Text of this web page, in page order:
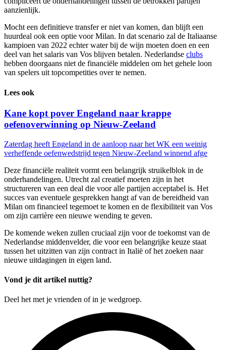
aanzienlijk.
Mocht een definitieve transfer er niet van komen, dan blijft een
huurdeal ook een optie voor Milan. In dat scenario zal de Italiaanse
kampioen van 2022 echter water bij de wijn moeten doen en een
deel van het salaris van Vos blijven betalen. Nederlandse clubs
hebben doorgaans niet de financiële middelen om het gehele loon
van spelers uit topcompetities over te nemen.
Lees ook
Kane kopt pover Engeland naar krappe
oefenoverwinning op Nieuw-Zeeland
Zaterdag heeft Engeland in de aanloop naar het WK een weinig
verheffende oefenwedstrijd tegen Nieuw-Zeeland winnend afge
Deze financiële realiteit vormt een belangrijk struikelblok in de
onderhandelingen. Utrecht zal creatief moeten zijn in het
structureren van een deal die voor alle partijen acceptabel is. Het
succes van eventuele gesprekken hangt af van de bereidheid van
Milan om financieel tegemoet te komen en de flexibiliteit van Vos
om zijn carrière een nieuwe wending te geven.
De komende weken zullen cruciaal zijn voor de toekomst van de
Nederlandse middenvelder, die voor een belangrijke keuze staat
tussen het uitzitten van zijn contract in Italië of het zoeken naar
nieuwe uitdagingen in eigen land.
Vond je dit artikel nuttig?
Deel het met je vrienden of in je wedgroep.